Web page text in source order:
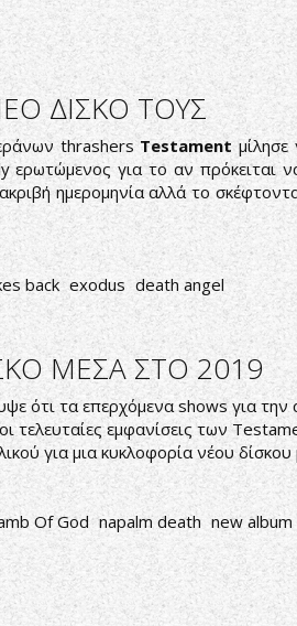
ΔΙΣΚΟ ΤΟΥΣ
thrashersTestament
για το αν πρόκειται
ημερομηνία αλλά το
back exodus death angel
ΜΕΣΑ ΣΤΟ 2019
ότι τα επερχόμενα shows για την
οι τελευταίες εμφανίσεις των
για μια κυκλοφορία νέου
Of God napalm death new